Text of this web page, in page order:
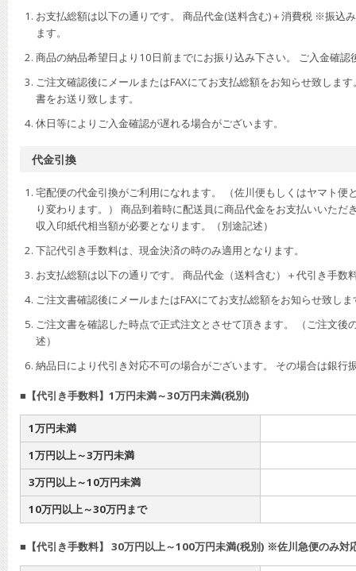
お支払総額は以下の通りです。 商品代金(送料含む)＋消費税 ※振込
ます。
商品の納品希望日より10日前までにお振り込み下さい。 ご入金確認
ご注文確認後にメールまたはFAXにてお支払総額をお知らせ致しま
書をお送り致します。
休日等によりご入金確認が遅れる場合がございます。
代金引換
宅配便の代金引換がご利用になれます。 （佐川便もしくはヤマト便
り変わります。） 商品到着時に配送員に商品代金をお支払いいただ
収入印紙代相当額が必要となります。（別途記述）
下記代引き手数料は、現金決済の時のみ適用となります。
お支払総額は以下の通りです。 商品代金（送料含む）＋代引き手数
ご注文書確認後にメールまたはFAXにてお支払総額をお知らせ致しま
ご注文書を確認した時点で正式注文とさせて頂きます。 （ご注文後
述）
納品日により代引き対応不可の場合がございます。 その場合は銀行
■【代引き手数料】1万円未満～30万円未満(税別)
1万円未満
1万円以上～3万円未満
3万円以上～10万円未満
10万円以上～30万円まで
■【代引き手数料】 30万円以上～100万円未満(税別) ※佐川急便のみ対